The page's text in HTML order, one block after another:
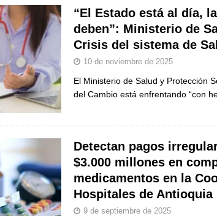
“El Estado está al día,
deben”: Ministerio de
Crisis del sistema de
10 de noviembre de 2025
El Ministerio de Salud y Protección
del Cambio está enfrentando “con
Detectan pagos
$3.000 millones en
medicamentos en la
Hospitales de Antioquia
9 de septiembre de 2025